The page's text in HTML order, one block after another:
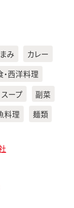
み
カレー
・西洋料理
スープ
副菜
料理 麺類